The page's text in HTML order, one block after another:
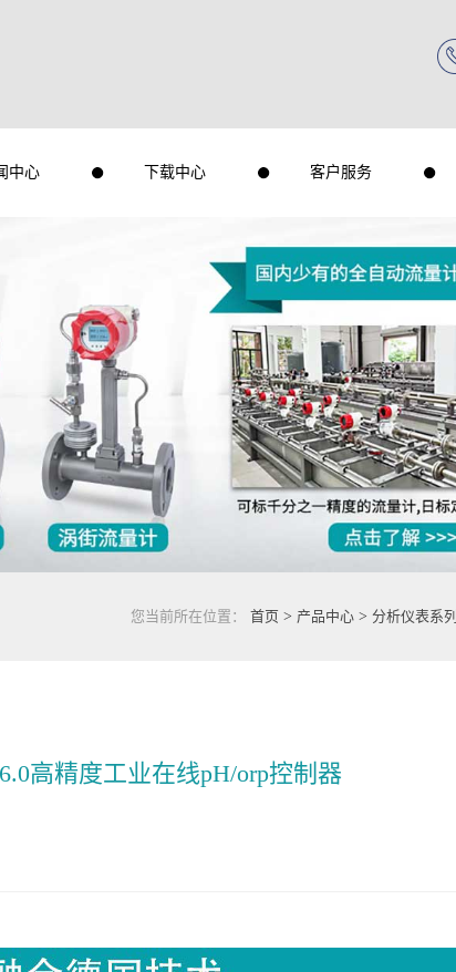
中心 下载中心 客户服务
您当前所在位置： 首页 > 产品中心 > 分析仪表系列
高精度工业在线pH/orp控制器